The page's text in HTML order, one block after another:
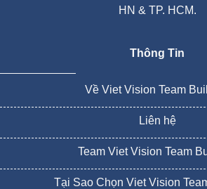
HN & TP. HCM.
Thông Tin
Về Viet Vision Team
Liên hệ
Team Viet Vision Team
Tại Sao Chọn Viet Vision